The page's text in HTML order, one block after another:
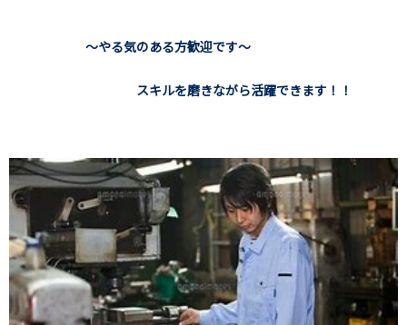
～やる気のある方歓迎です～
スキルを磨きながら活躍できます！！